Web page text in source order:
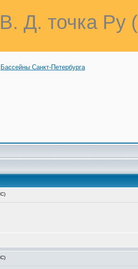
Д. точка Ру
Бассейны Санкт-Петербурга